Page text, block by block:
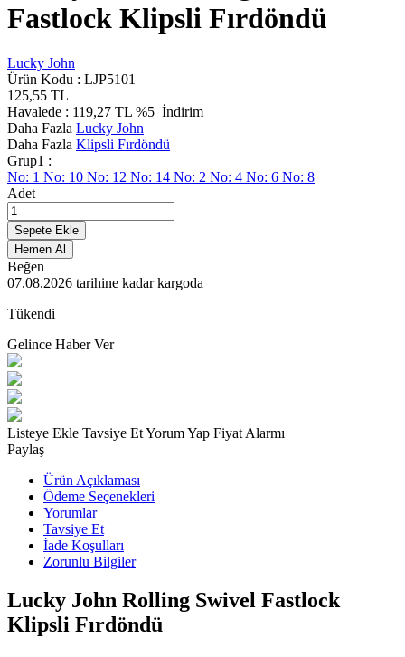
Fastlock Klipsli Fırdöndü
Lucky John
Ürün Kodu : LJP5101
125,55 TL
Havalede : 119,27 TL %5 İndirim
Daha Fazla Lucky John
Daha Fazla Klipsli Fırdöndü
Grup1 :
No: 1 No: 10 No: 12 No: 14 No: 2 No: 4 No: 6 No: 8
Adet
Sepete Ekle
Hemen Al
Beğen
07.08.2026 tarihine kadar kargoda
Tükendi
Gelince Haber Ver
Listeye Ekle Tavsiye EtYorum Yap Fiyat Alarmı
Paylaş
Ürün Açıklaması
Ödeme Seçenekleri
Yorumlar
Tavsiye Et
İade Koşulları
Zorunlu Bilgiler
Lucky John Rolling Swivel Fastlock
Klipsli Fırdöndü